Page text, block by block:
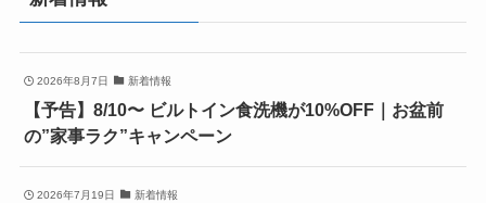
2026年8月7日 新着情報
【予告】8/10〜 ビルトイン食洗機が10%OFF｜お盆前
の”家事ラク”キャンペーン
2026年7月19日 新着情報